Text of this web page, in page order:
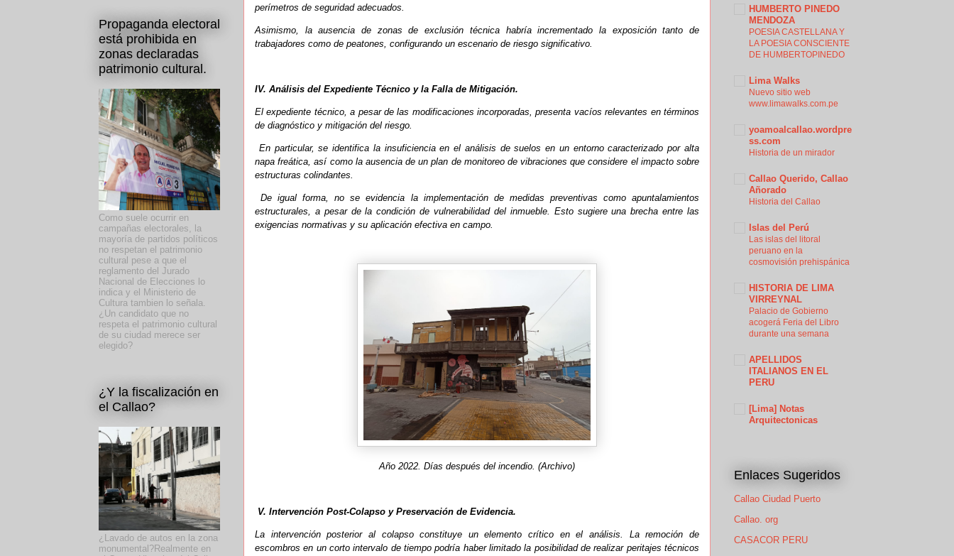
perímetros de seguridad adecuados.
Asimismo, la ausencia de zonas de exclusión técnica habría incrementado la exposición tanto de
trabajadores como de peatones, configurando un escenario de riesgo significativo.
IV. Análisis del Expediente Técnico y la Falla de Mitigación.
El expediente técnico, a pesar de las modificaciones incorporadas, presenta vacíos relevantes en términos
de diagnóstico y mitigación del riesgo.
En particular, se identifica la insuficiencia en el análisis de suelos en un entorno caracterizado por alta
napa freática, así como la ausencia de un plan de monitoreo de vibraciones que considere el impacto sobre
estructuras colindantes.
De igual forma, no se evidencia la implementación de medidas preventivas como apuntalamientos
estructurales, a pesar de la condición de vulnerabilidad del inmueble. Esto sugiere una brecha entre las
exigencias normativas y su aplicación efectiva en campo.
Año 2022. Días después del incendio. (Archivo)
V. Intervención Post-Colapso y Preservación de Evidencia.
La intervención posterior al colapso constituye un elemento crítico en el análisis. La remoción de
escombros en un corto intervalo de tiempo podría haber limitado la posibilidad de realizar peritajes técnicos
Propaganda electoral
está prohibida en
zonas declaradas
patrimonio cultural.
Como suele ocurrir en
campañas electorales, la
mayoría de partidos políticos
no respetan el patrimonio
cultural pese a que el
reglamento del Jurado
Nacional de Elecciones lo
indica y el Ministerio de
Cultura tambien lo señala.
¿Un candidato que no
respeta el patrimonio cultural
de su ciudad merece ser
elegido?
¿Y la fiscalización en
el Callao?
¿Lavado de autos en la zona
monumental?Realmente en
HUMBERTO PINEDO
MENDOZA
POESIA CASTELLANA Y
LA POESIA CONSCIENTE
DE HUMBERTOPINEDO
Lima Walks
Nuevo sitio web
www.limawalks.com.pe
yoamoalcallao.wordpre
ss.com
Historia de un mirador
Callao Querido, Callao
Añorado
Historia del Callao
Islas del Perú
Las islas del litoral
peruano en la
cosmovisión prehispánica
HISTORIA DE LIMA
VIRREYNAL
Palacio de Gobierno
acogerá Feria del Libro
durante una semana
APELLIDOS
ITALIANOS EN EL
PERU
[Lima] Notas
Arquitectonicas
Enlaces Sugeridos
Callao Ciudad Puerto
Callao. org
CASACOR PERU